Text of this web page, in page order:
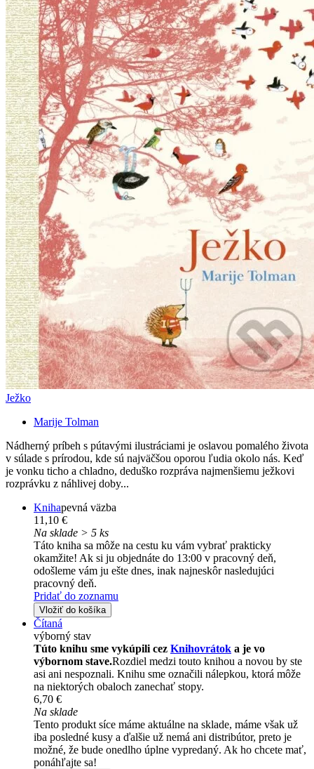
Ježko
Marije Tolman
Nádherný príbeh s pútavými ilustráciami je oslavou pomalého života
v súlade s prírodou, kde sú najväčšou oporou ľudia okolo nás. Keď
je vonku ticho a chladno, deduško rozpráva najmenšiemu ježkovi
rozprávku z náhlivej doby...
Knihapevná väzba
11,10 €
Na sklade > 5 ks
Táto kniha sa môže na cestu ku vám vybrať prakticky
okamžite! Ak si ju objednáte do 13:00 v pracovný deň,
odošleme vám ju ešte dnes, inak najneskôr nasledujúci
pracovný deň.
Pridať do zoznamu
Vložiť do košíka
Čítaná
výborný stav
Túto knihu sme vykúpili cez Knihovrátok a je vo
výbornom stave.Rozdiel medzi touto knihou a novou by ste
asi ani nespoznali. Knihu sme označili nálepkou, ktorá môže
na niektorých obaloch zanechať stopy.
6,70 €
Na sklade
Tento produkt síce máme aktuálne na sklade, máme však už
iba posledné kusy a ďalšie už nemá ani distribútor, preto je
možné, že bude onedlho úplne vypredaný. Ak ho chcete mať,
ponáhľajte sa!